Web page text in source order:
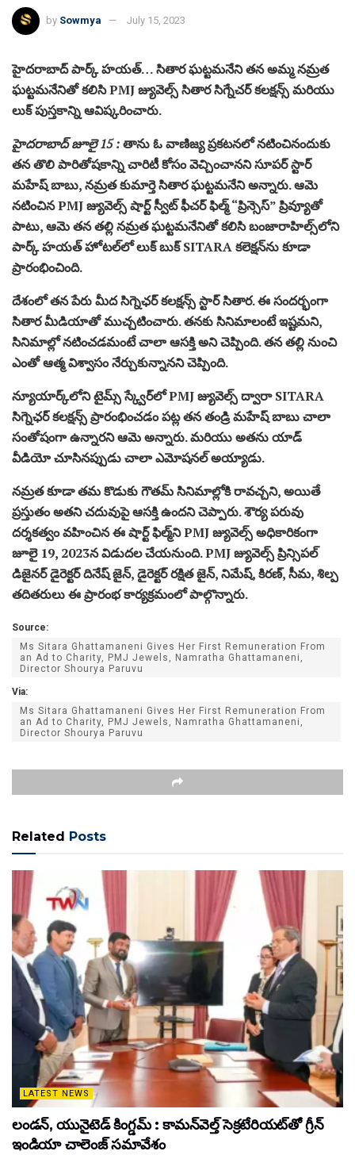
by Sowmya July 15, 2023
హైదరాబాద్ పార్క్ హయత్… సితార ఘట్టమనేని తన అమ్మ నమ్రత
ఘట్టమనేనితో కలిసి PMJ జ్యువెల్స్ సితార సిగ్నేచర్ కలక్షన్స్ మరియు
లుక్ పుస్తకాన్ని ఆవిష్కరించారు.
హైదరాబాద్ జూలై 15 :తాను ఓ వాణిజ్య ప్రకటనలో నటించినందుకు
తన తొలి పారితోషకాన్ని చారిటీ కోసం వెచ్చించానని సూపర్ స్టార్
మహేష్ బాబు, నమ్రత కుమార్తె సితార ఘట్టమనేని అన్నారు. ఆమె
నటించిన PMJ జ్యువెల్స్ షార్ట్ స్వీట్ ఫీచర్ ఫిల్మ్ “ప్రిన్సెస్” ప్రివ్యూతో
పాటు, ఆమె తన తల్లి నమ్రత ఘట్టమనేనితో కలిసి బంజారాహిల్స్‌లోని
పార్క్ హయత్ హోటల్‌లో లుక్ బుక్ SITARA కలెక్షన్‌ను కూడా
ప్రారంభించింది.
దేశంలో తన పేరు మీద సిగ్నెఛర్ కలక్షన్స్ స్టార్ సితార. ఈ సందర్భంగా
సితార మీడియాతో ముచ్చటించారు. తనకు సినిమాలంటే ఇష్టమని,
సినిమాల్లో నటించడమంటే చాలా ఆసక్తి అని చెప్పింది. తన తల్లి నుంచి
ఎంతో ఆత్మ విశ్వాసం నేర్చుకున్నానని చెప్పింది.
న్యూయార్క్‌లోని టైమ్స్ స్క్వేర్‌లో PMJ జ్యువెల్స్ ద్వారా SITARA
సిగ్నెఛర్ కలక్షన్స్ ప్రారంభించడం పట్ల తన తండ్రి మహేష్ బాబు చాలా
సంతోషంగా ఉన్నారని ఆమె అన్నారు. మరియు అతను యాడ్
వీడియో చూసినప్పుడు చాలా ఎమోషనల్ అయ్యాడు.
నమ్రత కూడా తమ కొడుకు గౌతమ్ సినిమాల్లోకి రావచ్చని, అయితే
ప్రస్తుతం అతని చదువుపై ఆసక్తి ఉందని చెప్పారు. శౌర్య పరువు
దర్శకత్వం వహించిన ఈ షార్ట్ ఫిల్మ్‌ని PMJ జ్యువెల్స్ అధికారికంగా
జూలై 19, 2023న విడుదల చేయనుంది. PMJ జ్యువెల్స్ ప్రిన్సిపల్
డిజైనర్ డైరెక్టర్ దినేష్ జైన్, డైరెక్టర్ రక్షిత జైన్, నిమేష్, కిరణ్, సీమ, శిల్ప
తదితరులు ఈ ప్రారంభ కార్యక్రమంలో పాల్గొన్నారు.
Source:
Ms Sitara Ghattamaneni Gives Her First Remuneration From
an Ad to Charity, PMJ Jewels, Namratha Ghattamaneni,
Director Shourya Paruvu
Via:
Ms Sitara Ghattamaneni Gives Her First Remuneration From
an Ad to Charity, PMJ Jewels, Namratha Ghattamaneni,
Director Shourya Paruvu
Related Posts
LATEST NEWS
లండన్, యునైటెడ్ కింగ్డమ్ : కామన్‌వెల్త్ సెక్రటేరియట్‌తో గ్రీన్
ఇండియా చాలెంజ్ సమావేశం